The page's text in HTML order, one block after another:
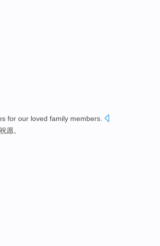
for our loved family members.
愿。